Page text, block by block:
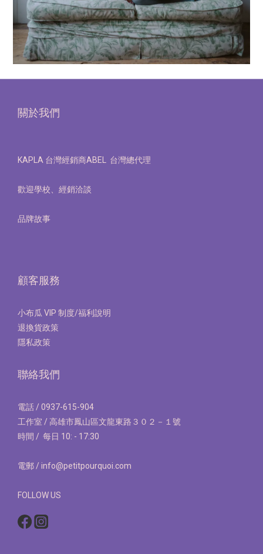
關於我們
KAPLA 台灣經銷商ABEL 台灣總代理
歡迎學校、經銷洽談
品牌故事
顧客服務
小布瓜 VIP 制度/福利說明
退換貨政策
隱私政策
聯絡我們
電話 / 0937-615-904
工作室 / 高雄市鳳山區文龍東路３０２－１號
時間 / 每日 10: - 17:30
電郵 / info@petitpourquoi.com
FOLLOW US